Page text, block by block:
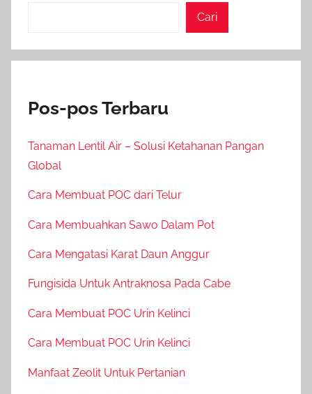
Cari
Pos-pos Terbaru
Tanaman Lentil Air – Solusi Ketahanan Pangan
Global
Cara Membuat POC dari Telur
Cara Membuahkan Sawo Dalam Pot
Cara Mengatasi Karat Daun Anggur
Fungisida Untuk Antraknosa Pada Cabe
Cara Membuat POC Urin Kelinci
Cara Membuat POC Urin Kelinci
Manfaat Zeolit Untuk Pertanian